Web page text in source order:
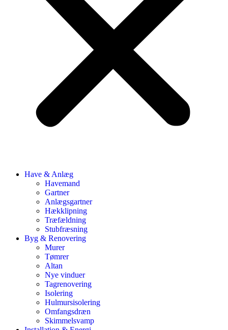
Have & Anlæg
Havemand
Gartner
Anlægsgartner
Hækklipning
Træfældning
Stubfræsning
Byg & Renovering
Murer
Tømrer
Altan
Nye vinduer
Tagrenovering
Isolering
Hulmursisolering
Omfangsdræn
Skimmelsvamp